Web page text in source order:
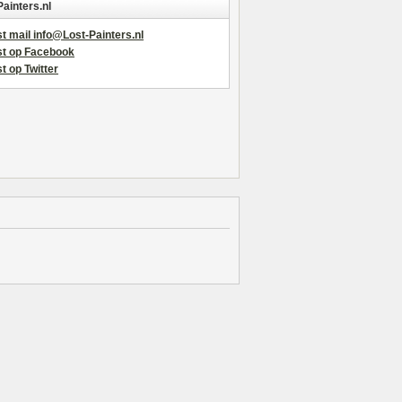
mail info@Lost-Painters.nl
op Facebook
op Twitter